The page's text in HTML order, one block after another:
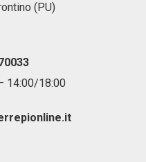
(PU)
14:00/18:00